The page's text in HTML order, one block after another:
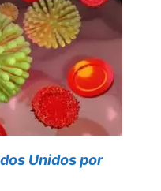
Unidos por